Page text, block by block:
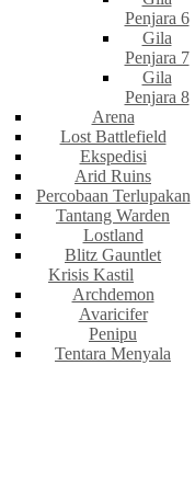
Penjara 6
Gila
Penjara 7
Gila
Penjara 8
Arena
Lost Battlefield
Ekspedisi
Arid Ruins
Percobaan Terlupakan
Tantang Warden
Lostland
Blitz Gauntlet
Krisis Kastil
Archdemon
Avaricifer
Penipu
Tentara Menyala